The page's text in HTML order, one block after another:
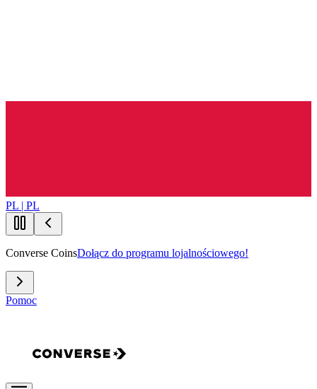
PL | PL
Converse CoinsDołącz do programu lojalnościowego!
Pomoc